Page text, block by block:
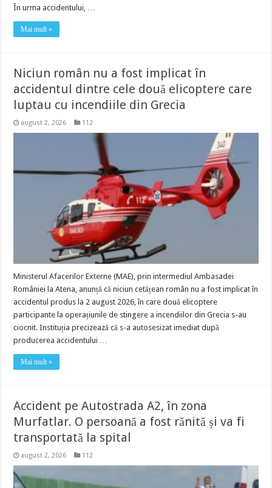
În urma accidentului, …
Mai mult »
Niciun român nu a fost implicat în
accidentul dintre cele două elicoptere care
luptau cu incendiile din Grecia
august 2, 2026 112
Ministerul Afacerilor Externe (MAE), prin intermediul Ambasadei
României la Atena, anunță că niciun cetățean român nu a fost implicat în
accidentul produs la 2 august 2026, în care două elicoptere
participante la operațiunile de stingere a incendiilor din Grecia s-au
ciocnit. Instituția precizează că s-a autosesizat imediat după
producerea accidentului …
Mai mult »
Accident pe Autostrada A2, în zona
Murfatlar. O persoană a fost rănită și va fi
transportată la spital
august 2, 2026 112